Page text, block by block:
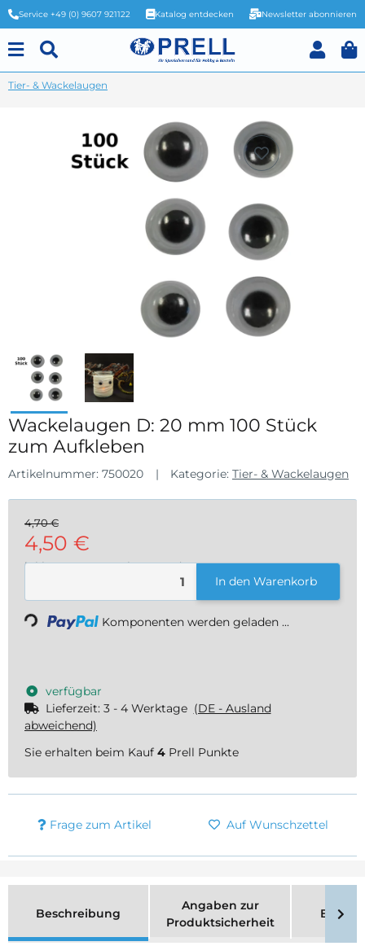
Service +49 (0) 9607 921122 Katalog entdecken Newsletter abonnieren
Tier- & Wackelaugen
Wackelaugen D: 20 mm 100 Stück
zum Aufkleben
Artikelnummer: 750020 Kategorie: Tier- & Wackelaugen
4,70 €
4,50 €
inkl. 19% USt. , zzgl.Versand
In den Warenkorb
Komponenten werden geladen ...
verfügbar
Lieferzeit: 3 - 4 Werktage (DE - Ausland
abweichend)
Sie erhalten beim Kauf 4 Prell Punkte
Frage zum Artikel Auf Wunschzettel
Beschreibung
Angaben zur
Produktsicherheit